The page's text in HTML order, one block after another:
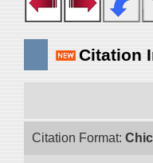
Citation
Citation Format: